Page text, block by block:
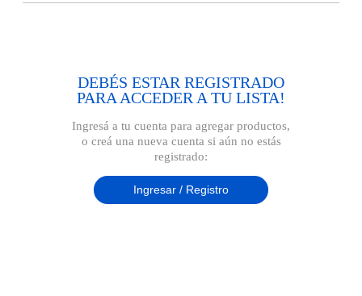
DEBÉS ESTAR REGISTRADO
PARA ACCEDER A TU LISTA!
Ingresá a tu cuenta para agregar productos,
o creá una nueva cuenta si aún no estás
registrado:
Ingresar / Registro